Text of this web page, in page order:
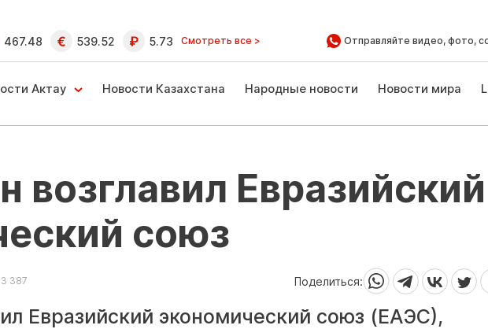
467.48 539.52 5.73 Смотреть все > Отправляйте видео, фото,
Актау Новости Казахстана Народные новости Новости мира
возглавил Евразийский
союз
3 387 Поделиться:
Евразийский экономический союз (ЕАЭС),